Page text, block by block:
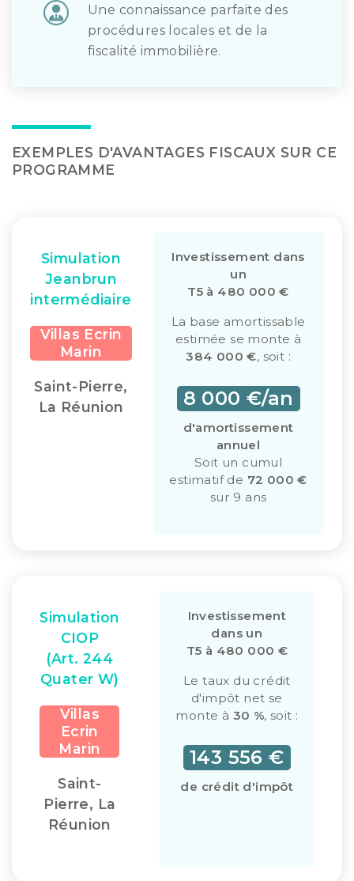
Une connaissance parfaite des
procédures locales et de la
fiscalité immobilière.
EXEMPLES D'AVANTAGES FISCAUX SUR CE
PROGRAMME
Simulation
Jeanbrun
intermédiaire
Villas Ecrin
Marin
Saint-Pierre,
La Réunion
Investissement dans
un
T5 à 480 000 €
La base amortissable
estimée se monte à
384 000 €, soit :
8 000 €/an
d'amortissement
annuel
Soit un cumul
estimatif de 72 000 €
sur 9 ans
Simulation
CIOP
(Art. 244
Quater W)
Villas
Ecrin
Marin
Saint-
Pierre, La
Réunion
Investissement
dans un
T5 à 480 000 €
Le taux du crédit
d'impôt net se
monte à 30 %, soit :
143 556 €
de crédit d'impôt